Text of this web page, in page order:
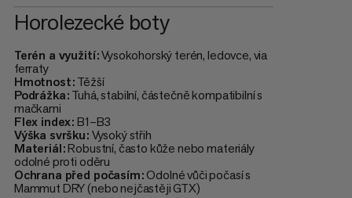
Horolezecké boty
Terén a využití:Vysokohorský terén, ledovce, via
ferraty
Hmotnost:Těžší
Podrážka:Tuhá, stabilní, částečně kompatibilní s
mačkami
Flex index:B1–B3
Výška svršku:Vysoký střih
Materiál:Robustní, často kůže nebo materiály
odolné proti oděru
Ochrana před počasím:Odolné vůči počasí s
Mammut DRY (nebo nejčastěji GTX)